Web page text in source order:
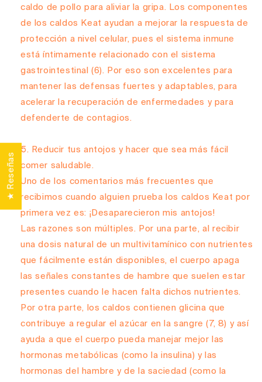
caldo de pollo para aliviar la gripa. Los componentes
de los caldos Keat ayudan a mejorar la respuesta de
protección a nivel celular, pues el sistema inmune
está íntimamente relacionado con el sistema
gastrointestinal(6). Por eso son excelentes para
mantener las defensas fuertes y adaptables, para
acelerar la recuperación de enfermedades y para
defenderte de contagios.
Reducir tus antojos y hacer que sea más fácil
comer saludable.
Uno de los comentarios más frecuentes que
recibimos cuando alguien prueba los caldos Keat por
primera vez es: ¡Desaparecieron mis antojos!
Las razones son múltiples. Por una parte, al recibir
una dosis natural de un multivitamínico con nutrientes
que fácilmente están disponibles, el cuerpo apaga
las señales constantes de hambre que suelen estar
presentes cuando le hacen falta dichos nutrientes.
Por otra parte, los caldos contienen glicina que
contribuye a regular el azúcar en la sangre(7, 8) y así
ayuda a que el cuerpo pueda manejar mejor las
hormonas metabólicas (como la insulina) y las
hormonas del hambre y de la saciedad (como la
★ Reseñas